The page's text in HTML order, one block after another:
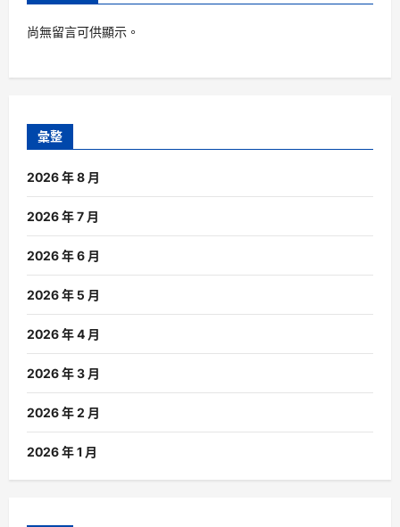
尚無留言可供顯示。
彙整
2026 年 8 月
2026 年 7 月
2026 年 6 月
2026 年 5 月
2026 年 4 月
2026 年 3 月
2026 年 2 月
2026 年 1 月